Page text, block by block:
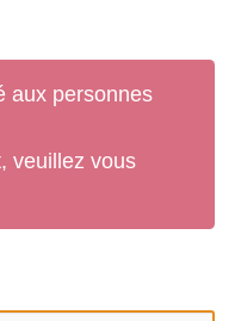
aux personnes
veuillez vous